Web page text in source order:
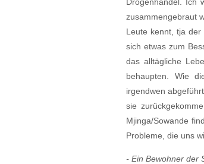
zusammengebraut
Leute kennt, tja
sich etwas zum
das alltägliche
behaupten. Wie
irgendwen
sie
Mjinga/Sowande
Probleme, die uns
- Ein Bewohner der